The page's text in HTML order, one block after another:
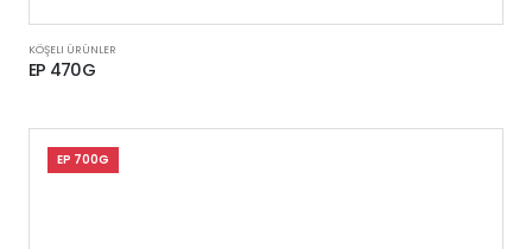
KÖŞELI ÜRÜNLER
EP 470G
EP 700G